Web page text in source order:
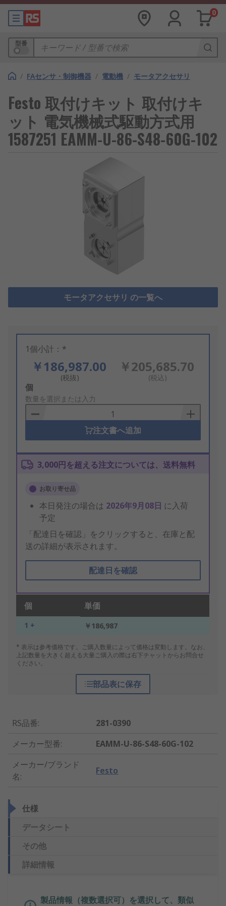
0
型番
/ FAセンサ・制御機器 / 電動機 / モータアクセサリ
Festo 取付けキット 取付けキ
ット 電気機械式駆動方式用
1587251 EAMM-U-86-S48-60G-102
モータアクセサリ の一覧へ
1個小計：*
￥186,987.00
(税抜)
￥205,685.70
(税込)
Add
to
Basket
個
数量を選択または入力
注文書へ追加
3,000円を超える注文については、送料無料
お取り寄せ品
本日発注の場合は 2026年9月08日 に入荷
予定
「配達日を確認」をクリックすると、在庫と配
送の詳細が表示されます。
配達日を確認
個 単価
1 + ￥186,987
* 表示は参考価格です。ご購入数量によって価格は変動します。なお、
上記数量を大きく超える大量ご購入の際は右下チャットからお問合せ
ください。
部品表に保存
RS品番:
281-0390
メーカー型番:
EAMM-U-86-S48-60G-102
メーカー/ブランド
名:
Festo
仕様
データシート
その他
詳細情報
製品情報（複数選択可）を選択して、類似